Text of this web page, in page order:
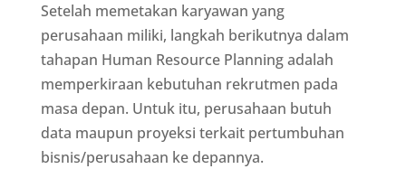
Setelah memetakan karyawan yang
perusahaan miliki, langkah berikutnya dalam
tahapan Human Resource Planning adalah
memperkiraan kebutuhan rekrutmen pada
masa depan. Untuk itu, perusahaan butuh
data maupun proyeksi terkait pertumbuhan
bisnis/perusahaan ke depannya.